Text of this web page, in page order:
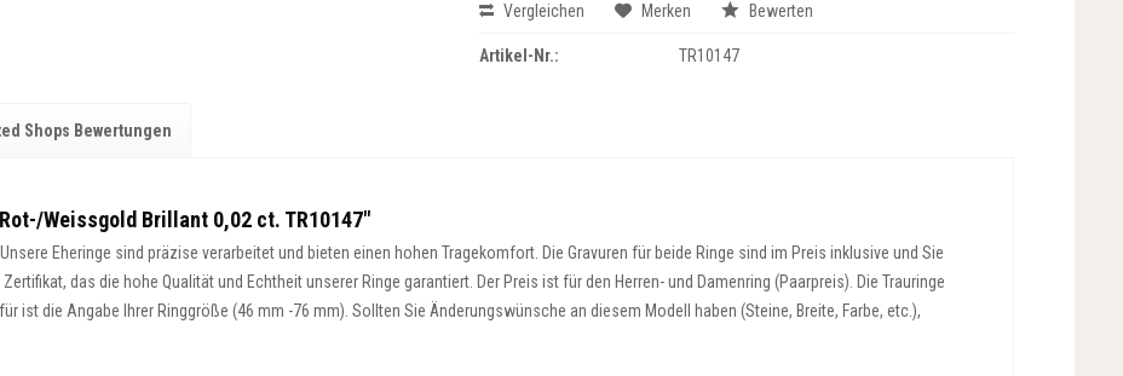
Vergleichen Merken Bewerten
Artikel-Nr.: TR10147
Shops Bewertungen
Weissgold Brillant 0,02 ct. TR10147"
Eheringe sind präzise verarbeitet und bieten einen hohen Tragekomfort. Die Gravuren für beide Ringe sind im Preis inklusive und Sie
das die hohe Qualität und Echtheit unserer Ringe garantiert. Der Preis ist für den Herren- und Damenring (Paarpreis). Die Trauringe
ist die Angabe Ihrer Ringgröße (46 mm -76 mm). Sollten Sie Änderungswünsche an diesem Modell haben (Steine, Breite, Farbe, etc.),